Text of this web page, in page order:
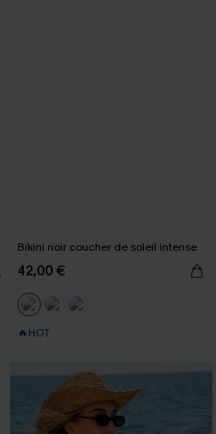
Bikini noir coucher de soleil intense
42,00 €
🔥HOT